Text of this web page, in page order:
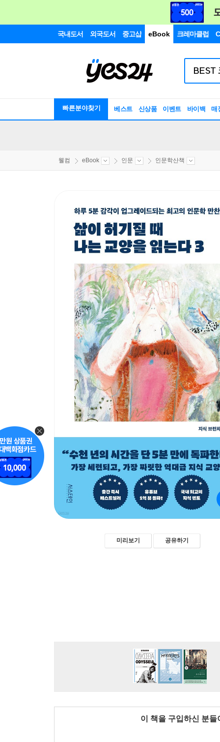
국내도서 외국도서 중고샵 eBook 크레마클럽
빠른분야찾기 베스트 신상품 이벤트 바이백 매
웰컴 eBook 인문 인문학산책
미리보기 공유하기
이 책을 구입하신 분